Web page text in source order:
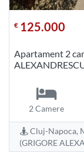
€ 125.000
Apartament 2
2 Camere
Cluj-Napoca,
(GRIGORE